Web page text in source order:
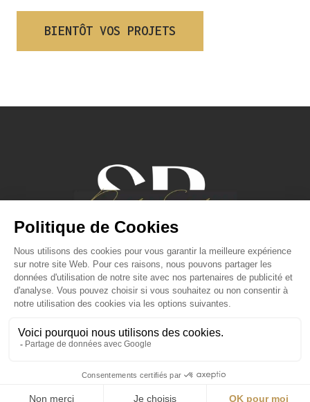
BIENTÔT VOS PROJETS
Mentions Légales-Politique De
Confidentialité